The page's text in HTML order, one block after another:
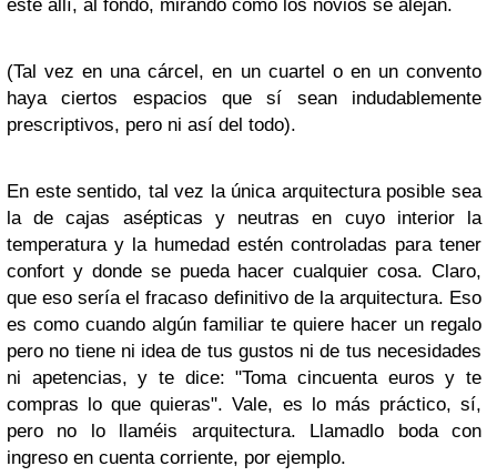
esté allí, al fondo, mirando cómo los novios se alejan.
(Tal vez en una cárcel, en un cuartel o en un convento
haya ciertos espacios que sí sean indudablemente
prescriptivos, pero ni así del todo).
En este sentido, tal vez la única arquitectura posible sea
la de cajas asépticas y neutras en cuyo interior la
temperatura y la humedad estén controladas para tener
confort y donde se pueda hacer cualquier cosa. Claro,
que eso sería el fracaso definitivo de la arquitectura. Eso
es como cuando algún familiar te quiere hacer un regalo
pero no tiene ni idea de tus gustos ni de tus necesidades
ni apetencias, y te dice: "Toma cincuenta euros y te
compras lo que quieras". Vale, es lo más práctico, sí,
pero no lo llaméis arquitectura. Llamadlo boda con
ingreso en cuenta corriente, por ejemplo.